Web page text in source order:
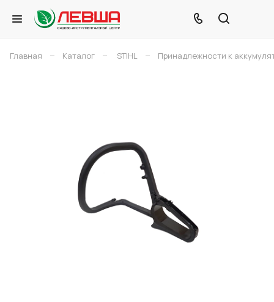
Главная – Каталог – STIHL – Принадлежности к